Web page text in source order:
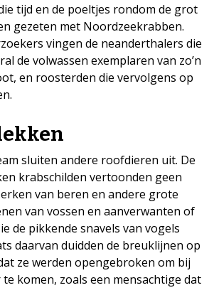
tijd en de poeltjes rondom de grot
gezeten met Noordzeekrabben.
vingen de neanderthalers die
de volwassen exemplaren van zo’n
en roosterden die vervolgens op
sluiten andere roofdieren uit. De
krabschilden vertoonden geen
van beren en andere grote
van vossen en aanverwanten of
de pikkende snavels van vogels
daarvan duidden de breuklijnen op
ze werden opengebroken om bij
komen, zoals een mensachtige dat